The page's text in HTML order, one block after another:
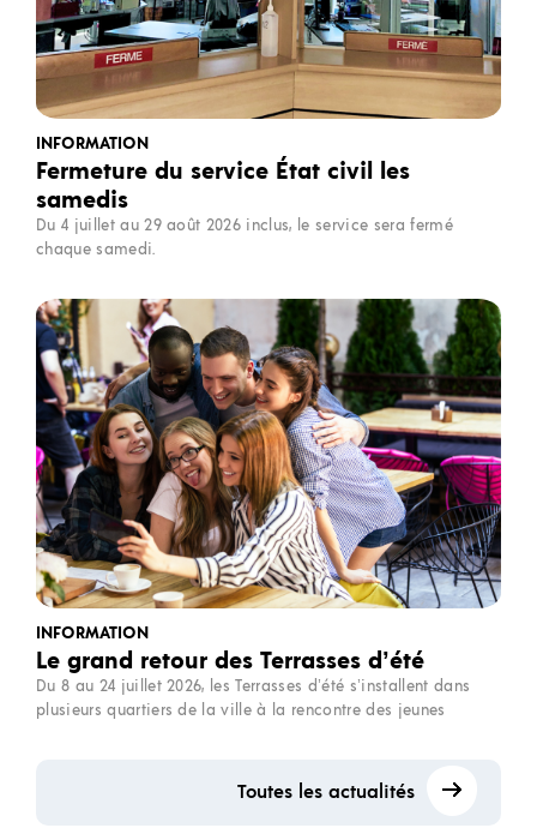
INFORMATION
Fermeture du service État civil les
samedis
Du 4 juillet au 29 août 2026 inclus, le service sera fermé
chaque samedi.
INFORMATION
Le grand retour des Terrasses d’été
Du 8 au 24 juillet 2026, les Terrasses d’été s’installent dans
plusieurs quartiers de la ville à la rencontre des jeunes
Toutes les actualités